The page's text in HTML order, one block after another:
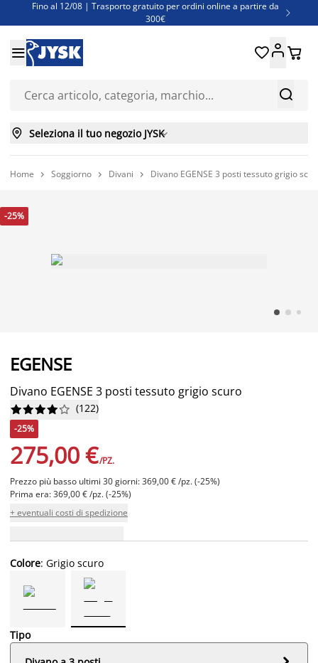
Fino al 12/08 | Trasporto gratuito per ordini online a partire da
300€

Super offerte d'estate | Oltre 1.500 articoli fino al 70%
Finanziamenti - Scegli il piano di rimborso più adatto a te


 
 Seleziona il tuo negozio JYSK
Home  Soggiorno  Divani  Divano EGENSE 3 posti tessuto grigio
-25%
EGENSE
Divano EGENSE 3 posti tessuto grigio scuro





 (122)
-25%
275,00 €/PZ.
Prezzo più basso ultimi 30 giorni: 369,00 € /pz. (-25%)
Prima era: 369,00 € /pz. (-25%)
+ eventuali costi di spedizione
Colore: Grigio scuro
Tipo